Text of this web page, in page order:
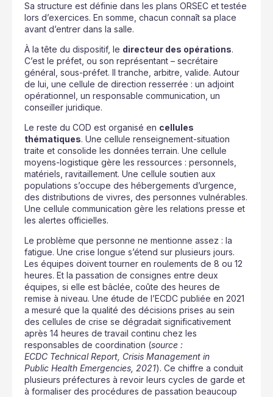
Sa structure est définie dans les plans ORSEC et testée
lors d’exercices. En somme, chacun connaît sa place
avant d’entrer dans la salle.
À la tête du dispositif, le directeur des opérations.
C’est le préfet, ou son représentant – secrétaire
général, sous-préfet. Il tranche, arbitre, valide. Autour
de lui, une cellule de direction resserrée : un adjoint
opérationnel, un responsable communication, un
conseiller juridique.
Le reste du COD est organisé en cellules
thématiques. Une cellule renseignement-situation
traite et consolide les données terrain. Une cellule
moyens-logistique gère les ressources : personnels,
matériels, ravitaillement. Une cellule soutien aux
populations s’occupe des hébergements d’urgence,
des distributions de vivres, des personnes vulnérables.
Une cellule communication gère les relations presse et
les alertes officielles.
Le problème que personne ne mentionne assez : la
fatigue. Une crise longue s’étend sur plusieurs jours.
Les équipes doivent tourner en roulements de 8 ou 12
heures. Et la passation de consignes entre deux
équipes, si elle est bâclée, coûte des heures de
remise à niveau. Une étude de l’ECDC publiée en 2021
a mesuré que la qualité des décisions prises au sein
des cellules de crise se dégradait significativement
après 14 heures de travail continu chez les
responsables de coordination (source :
ECDC Technical Report, Crisis Management in
Public Health Emergencies, 2021). Ce chiffre a conduit
plusieurs préfectures à revoir leurs cycles de garde et
à formaliser des procédures de passation beaucoup